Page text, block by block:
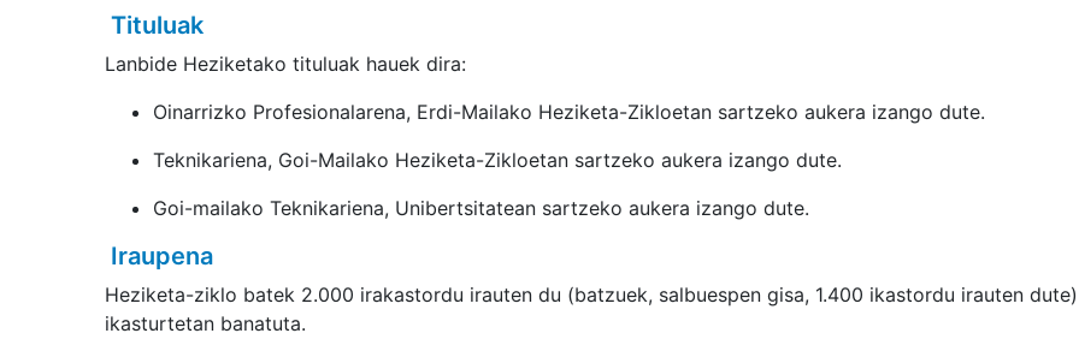
Tituluak
Lanbide Heziketako tituluak hauek dira:
Oinarrizko Profesionalarena, Erdi-Mailako Heziketa-Zikloetan sartzeko aukera izango dute.
Teknikariena, Goi-Mailako Heziketa-Zikloetan sartzeko aukera izango dute.
Goi-mailako Teknikariena, Unibertsitatean sartzeko aukera izango dute.
Iraupena
Heziketa-ziklo batek 2.000 irakastordu irauten du (batzuek, salbuespen gisa, 1.400 ikastordu irauten
ikasturtetan banatuta.